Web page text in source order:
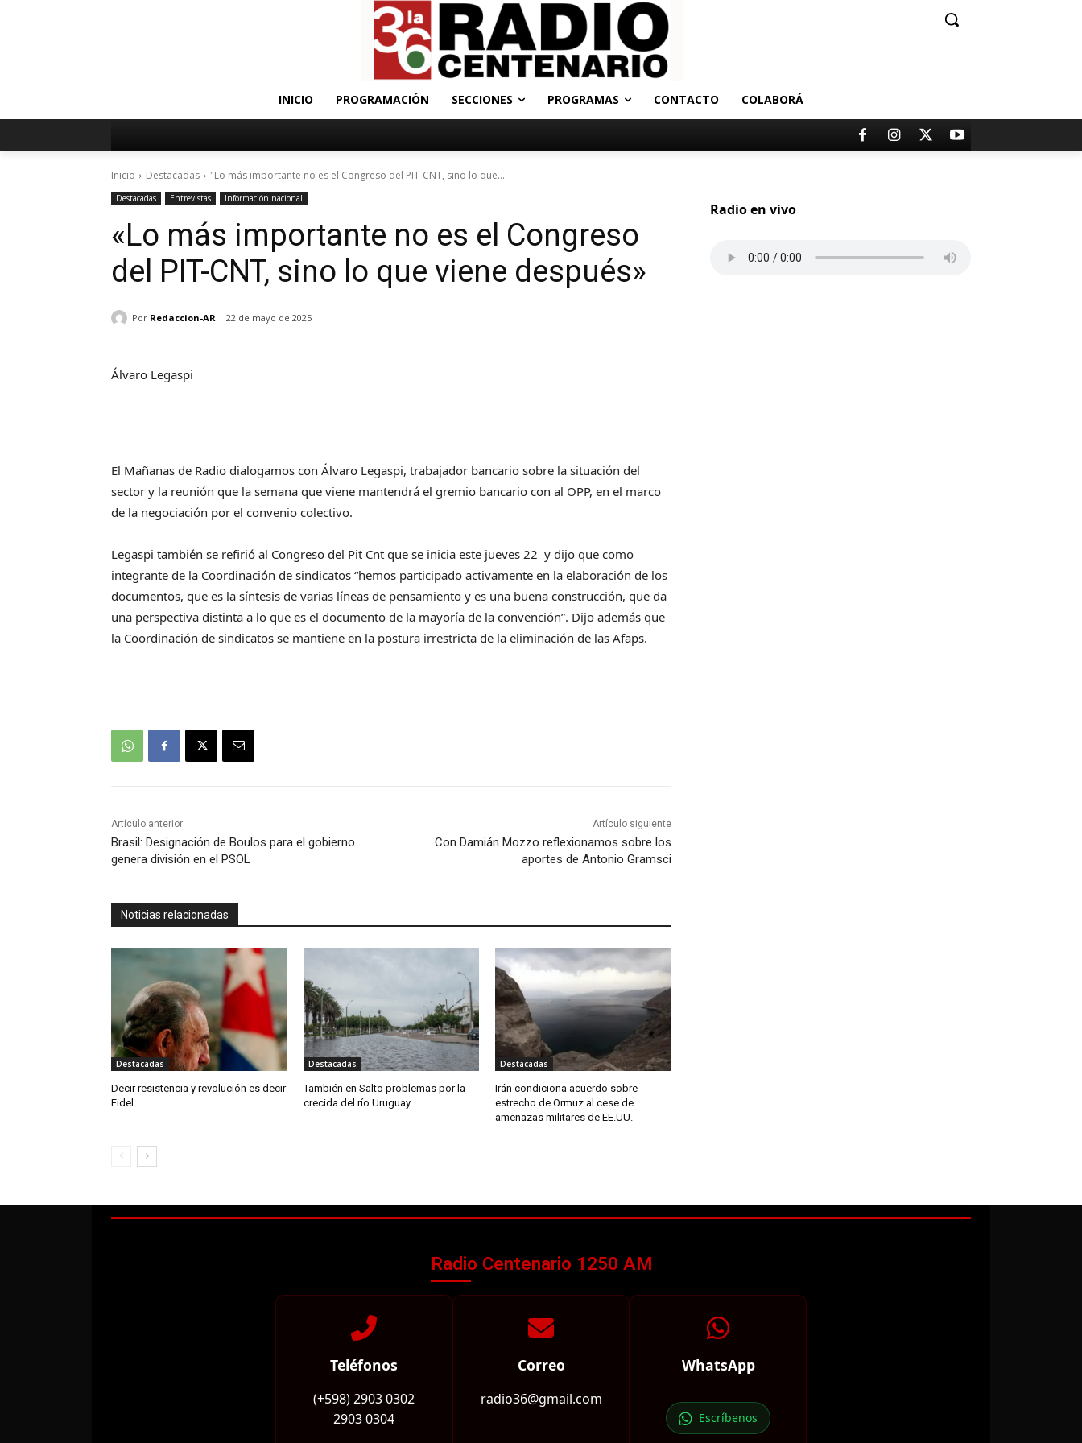
INICIO PROGRAMACIÓN SECCIONES PROGRAMAS CONTACTO COLABORÁ
Inicio Destacadas "Lo más importante no es el Congreso del PIT-CNT, sino lo que...
Destacadas Entrevistas Información nacional
«Lo más importante no es el Congreso
del PIT-CNT, sino lo que viene después»
Por Redaccion-AR 22 de mayo de 2025
Álvaro Legaspi
El Mañanas de Radio dialogamos con Álvaro Legaspi, trabajador bancario sobre la situación del
sector y la reunión que la semana que viene mantendrá el gremio bancario con al OPP, en el marco
de la negociación por el convenio colectivo.
Legaspi también se refirió al Congreso del Pit Cnt que se inicia este jueves 22 y dijo que como
integrante de la Coordinación de sindicatos “hemos participado activamente en la elaboración de los
documentos, que es la síntesis de varias líneas de pensamiento y es una buena construcción, que da
una perspectiva distinta a lo que es el documento de la mayoría de la convención”. Dijo además que
la Coordinación de sindicatos se mantiene en la postura irrestricta de la eliminación de las Afaps.
Artículo anterior
Brasil: Designación de Boulos para el gobierno
genera división en el PSOL
Artículo siguiente
Con Damián Mozzo reflexionamos sobre los
aportes de Antonio Gramsci
Noticias relacionadas
Destacadas
Decir resistencia y revolución es decir
Fidel
Destacadas
También en Salto problemas por la
crecida del río Uruguay
Destacadas
Irán condiciona acuerdo sobre
estrecho de Ormuz al cese de
amenazas militares de EE.UU.
Radio en vivo
Radio Centenario 1250 AM
Teléfonos
(+598) 2903 0302
2903 0304
Correo
radio36@gmail.com
WhatsApp
Escríbenos